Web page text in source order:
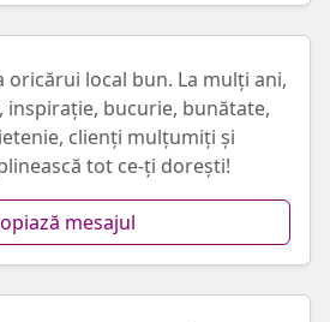
oricărui local bun. La mulți ani,
inspirație, bucurie, bunătate,
clienți mulțumiți și
tot ce-ți dorești!
mesajul